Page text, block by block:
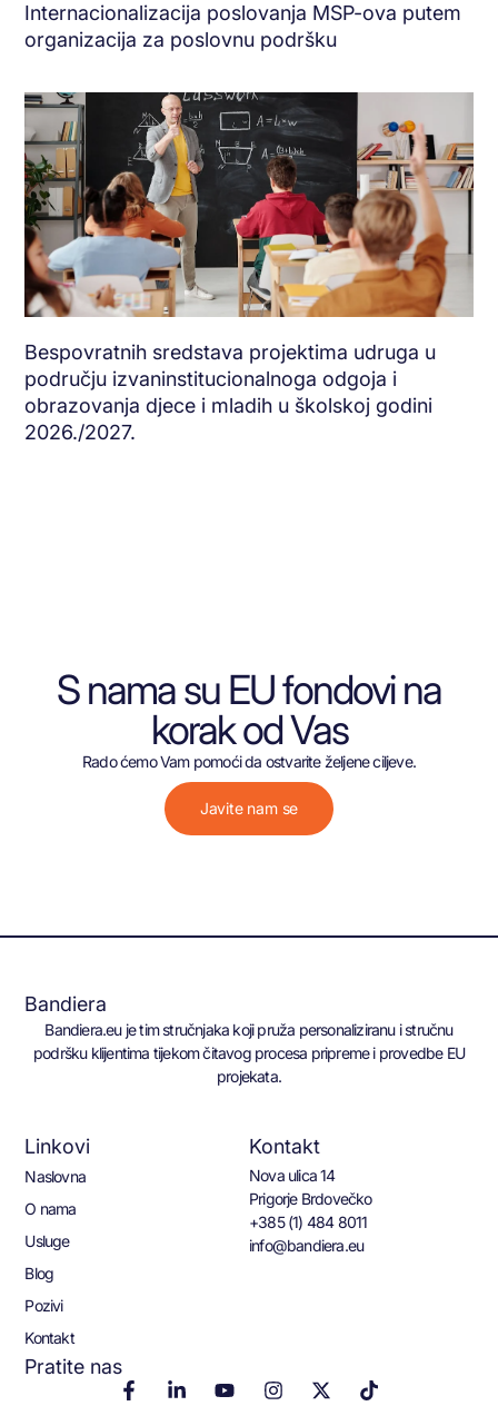
Internacionalizacija poslovanja MSP-ova putem
organizacija za poslovnu podršku
Bespovratnih sredstava projektima udruga u
području izvaninstitucionalnoga odgoja i
obrazovanja djece i mladih u školskoj godini
2026./2027.
S nama su EU fondovi na
korak od Vas
Rado ćemo Vam pomoći da ostvarite željene ciljeve.
Javite nam se
Bandiera
Bandiera.eu je tim stručnjaka koji pruža personaliziranu i stručnu
podršku klijentima tijekom čitavog procesa pripreme i provedbe EU
projekata.
Linkovi
Naslovna
O nama
Usluge
Blog
Pozivi
Kontakt
Kontakt
Nova ulica 14
Prigorje Brdovečko
+385 (1) 484 8011
info@bandiera.eu
Pratite nas